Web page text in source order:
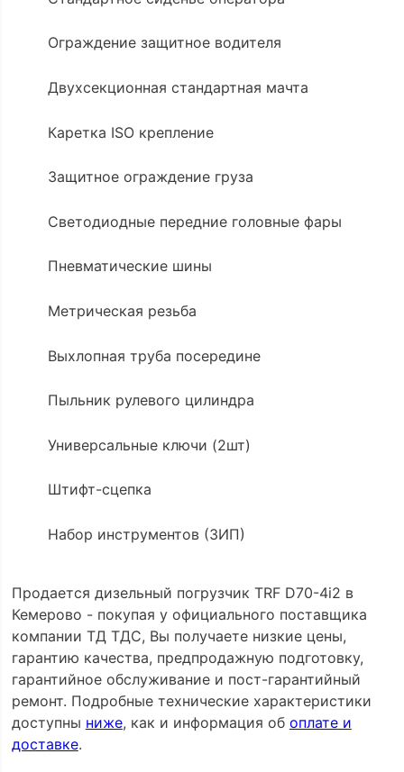
Ограждение защитное водителя
Двухсекционная стандартная мачта
Каретка ISO крепление
Защитное ограждение груза
Светодиодные передние головные фары
Пневматические шины
Метрическая резьба
Выхлопная труба посередине
Пыльник рулевого цилиндра
Универсальные ключи (2шт)
Штифт-сцепка
Набор инструментов (ЗИП)
Продается дизельный погрузчик TRF D70-4i2 в
Кемерово - покупая у официального поставщика
компании ТД ТДС, Вы получаете низкие цены,
гарантию качества, предпродажную подготовку,
гарантийное обслуживание и пост-гарантийный
ремонт. Подробные технические характеристики
доступны ниже, как и информация об оплате и
доставке.